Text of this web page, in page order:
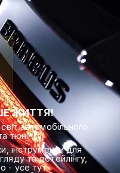
ЖИТТЯ!
автомобільного
тюнінгу.
інструменти для
та детейлінгу,
- усе тут.